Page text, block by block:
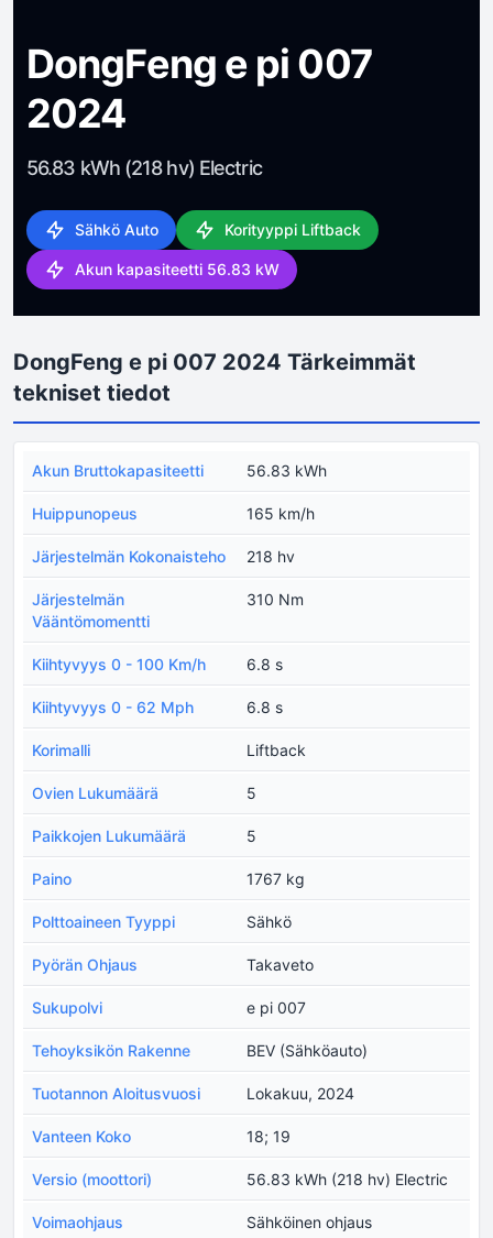
DongFeng e pi 007
2024
56.83 kWh (218 hv) Electric
Sähkö Auto Korityyppi Liftback
Akun kapasiteetti 56.83 kW
DongFeng e pi 007 2024 Tärkeimmät
tekniset tiedot
Akun Bruttokapasiteetti 56.83 kWh
Huippunopeus 165 km/h
Järjestelmän Kokonaisteho 218 hv
Järjestelmän
Vääntömomentti
310 Nm
Kiihtyvyys 0 - 100 Km/h 6.8 s
Kiihtyvyys 0 - 62 Mph 6.8 s
Korimalli Liftback
Ovien Lukumäärä 5
Paikkojen Lukumäärä 5
Paino 1767 kg
Polttoaineen Tyyppi Sähkö
Pyörän Ohjaus Takaveto
Sukupolvi e pi 007
Tehoyksikön Rakenne BEV (Sähköauto)
Tuotannon Aloitusvuosi Lokakuu, 2024
Vanteen Koko 18; 19
Versio (moottori) 56.83 kWh (218 hv) Electric
Voimaohjaus Sähköinen ohjaus